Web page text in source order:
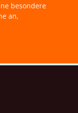
besondere
an,